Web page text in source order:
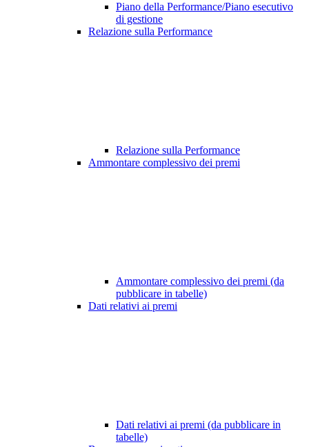
Piano della Performance/Piano esecutivo
di gestione
Relazione sulla Performance
Relazione sulla Performance
Ammontare complessivo dei premi
Ammontare complessivo dei premi (da
pubblicare in tabelle)
Dati relativi ai premi
Dati relativi ai premi (da pubblicare in
tabelle)